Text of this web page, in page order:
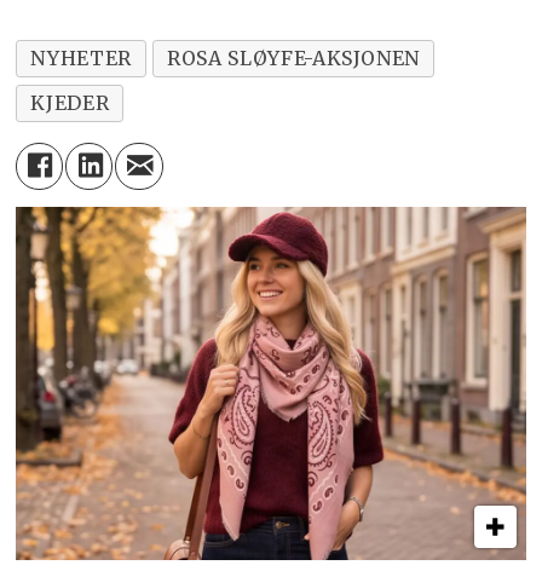
NYHETER
ROSA SLØYFE-AKSJONEN
KJEDER